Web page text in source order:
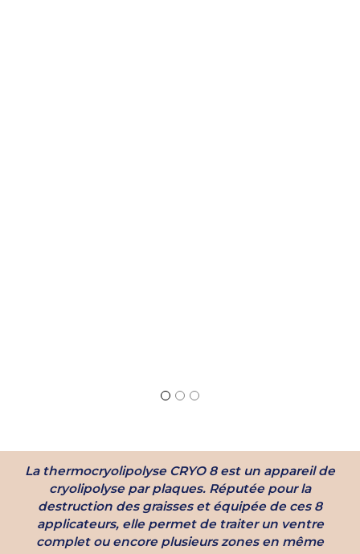
La thermocryolipolyse CRYO 8 est un appareil de
cryolipolyse par plaques. Réputée pour la
destruction des graisses et équipée de ces 8
applicateurs, elle permet de traiter un ventre
complet ou encore plusieurs zones en même